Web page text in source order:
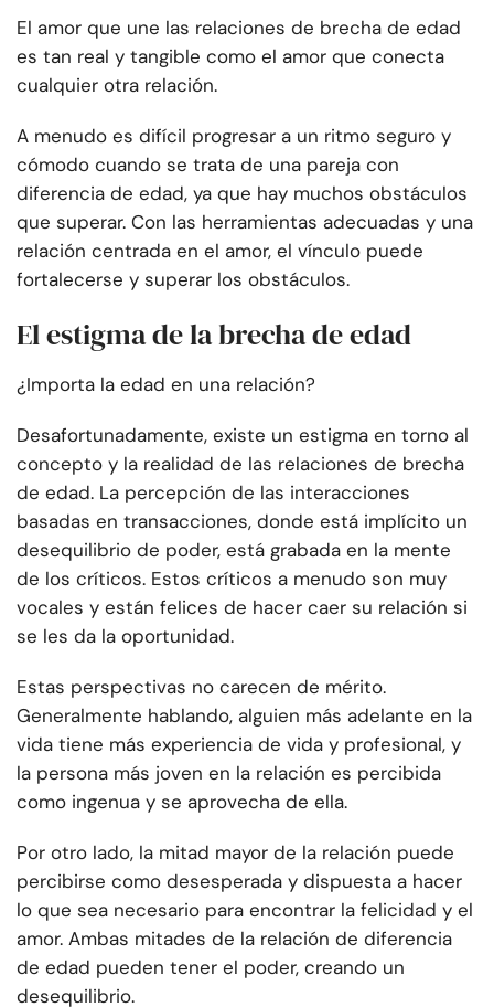
El amor que une las relaciones de brecha de edad
es tan real y tangible como el amor que conecta
cualquier otra relación.
A menudo es difícil progresar a un ritmo seguro y
cómodo cuando se trata de una pareja con
diferencia de edad, ya que hay muchos obstáculos
que superar. Con las herramientas adecuadas y una
relación centrada en el amor, el vínculo puede
fortalecerse y superar los obstáculos.
El estigma de la brecha de edad
¿Importa la edad en una relación?
Desafortunadamente, existe un estigma en torno al
concepto y la realidad de las relaciones de brecha
de edad. La percepción de las interacciones
basadas en transacciones, donde está implícito un
desequilibrio de poder, está grabada en la mente
de los críticos. Estos críticos a menudo son muy
vocales y están felices de hacer caer su relación si
se les da la oportunidad.
Estas perspectivas no carecen de mérito.
Generalmente hablando, alguien más adelante en la
vida tiene más experiencia de vida y profesional, y
la persona más joven en la relación es percibida
como ingenua y se aprovecha de ella.
Por otro lado, la mitad mayor de la relación puede
percibirse como desesperada y dispuesta a hacer
lo que sea necesario para encontrar la felicidad y el
amor. Ambas mitades de la relación de diferencia
de edad pueden tener el poder, creando un
desequilibrio.